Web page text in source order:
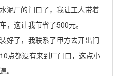
泥厂的门口了，我让工人带着
，这让我节省了500元。
好了，我联系了甲方去开出门
点都没有来到厂门口，这点小
。